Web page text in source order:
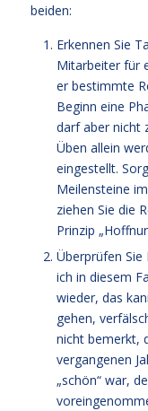
beiden:
Erkennen Sie
Mitarbeiter für
er bestimmte
Beginn eine
darf aber nicht
Üben allein
eingestellt.
Meilensteine
ziehen Sie die
Prinzip
Überprüfen Sie
ich in diesem
wieder, das
gehen,
nicht bemerkt,
vergangenen
„schön“ war,